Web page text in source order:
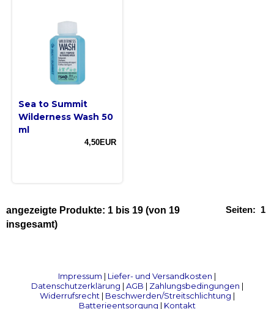
Sea to Summit
Wilderness Wash 50
ml
4,50EUR
Seiten: 1
angezeigte Produkte: 1 bis 19 (von 19
insgesamt)
Impressum | Liefer- und Versandkosten |
Datenschutzerklärung | AGB | Zahlungsbedingungen |
Widerrufsrecht| Beschwerden/Streitschlichtung |
Batterieentsorgung | Kontakt